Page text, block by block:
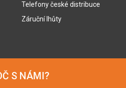
Telefony české distribuce
Záruční lhůty
S NÁMI?